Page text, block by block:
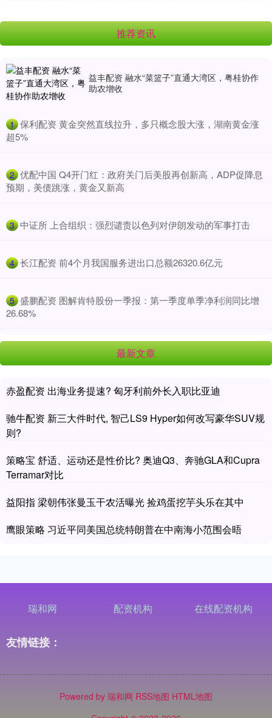
推荐资讯
益丰配资 融水“菜篮子”直通大湾区，粤桂协作
助农增收
1 ​保利配资 黄金突然直线拉升，多只概念股大涨，湖南黄金涨
超5%
2 ​优配中国 Q4开门红：政府关门后美股再创新高，ADP促降息
预期，美债跳涨，黄金又新高
3 ​中证所 上合组织：强烈谴责以色列对伊朗发动的军事打击
4 ​长江配资 前4个月我国服务进出口总额26320.6亿元
5 ​盛鹏配资 图解肯特股份一季报：第一季度单季净利润同比增
26.68%
最新文章
赤盈配资 出海业务提速? 匈牙利前外长入职比亚迪
驰牛配资 新三大件时代, 智己LS9 Hyper如何改写豪华SUV规
则?
策略宝 舒适、运动还是性价比? 奥迪Q3、奔驰GLA和Cupra
Terramar对比
益阳指 梁朝伟张曼玉干农活曝光 捡鸡蛋挖芋头乐在其中
鹰眼策略 习近平同美国总统特朗普在中南海小范围会晤
瑞和网 配资机构 在线配资机构
友情链接：
Powered by 瑞和网 RSS地图 HTML地图